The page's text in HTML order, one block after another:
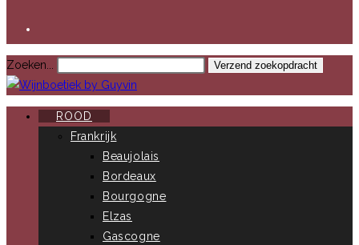
Zoeken... Verzend zoekopdracht
ROOD
Frankrijk
Beaujolais
Bordeaux
Bourgogne
Elzas
Gascogne